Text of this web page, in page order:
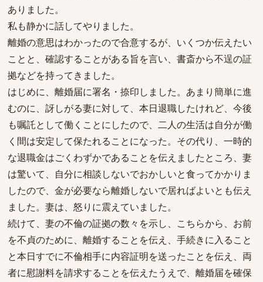
ありました。
私も静かに話してやりました。
離婚の意思はわかったので合意するが、いくつか伝えたい
ことと、確認することがある旨を言い、書斎から不逞の証
拠などを持ってきました。
はじめに、離婚届に署名・捺印しました。あまり簡単に進
むのに、訝しがる妻に対して、本日退職したけれど、今後
も嘱託として働くことにしたので、二人の生活は自分が働
く間は安定して保たれることになった。その代り、一時的
な退職金はごくわずかであることを伝えましたところ、妻
は驚いて、自分に相談しないでおかしいと食ってかかりま
したので、金が必要なら離婚しないで居ればよいとも伝え
ました。妻は、怒りに震えていました。
続けて、妻の不倫の証拠の数々を示し、こちらから、お前
を不貞のために、離婚することを伝え、手続きに入ること
と本日すでに不倫相手に内容証明を送ったことを伝え、両
者に慰謝料を請求することを伝えたうえで、離婚届を確保